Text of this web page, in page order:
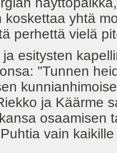
koskettaa yhtä
perhettä vielä
esitysten
"Tunnen
ja Käärme
osaamisen
vain